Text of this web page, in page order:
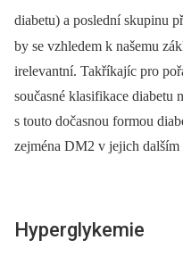
diabetu) a poslední skupinu
by se vzhledem k našemu
irelevantní. Takříkajíc pro
současné klasifikace diabetu
s touto dočasnou formou
zejména DM2 v jejich dalším
Hyperglykemie